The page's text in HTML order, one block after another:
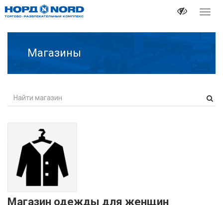
Магазины
Магазин одежды для женщин